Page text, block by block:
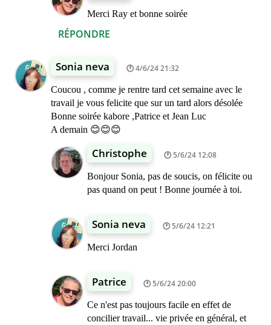
RÉPONDRE
Merci Ray et bonne soirée
Sonia neva 4/6/24 21:32
Coucou , comme je rentre tard cet semaine avec le
travail je vous felicite que sur un tard alors désolée
Bonne soirée kabore ,Patrice et Jean Luc
A demain 😊😊😊
Christophe 5/6/24 12:08
Bonjour Sonia, pas de soucis, on félicite ou
pas quand on peut ! Bonne journée à toi.
Sonia neva 5/6/24 12:21
Merci Jordan
Patrice 5/6/24 20:00
Ce n'est pas toujours facile en effet de
concilier travail... vie privée en général, et